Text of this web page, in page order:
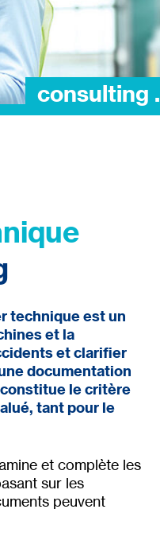
consulting .
technique est un
et la
et clarifier
documentation
le critère
tant pour le
et complète les
sur les
peuvent